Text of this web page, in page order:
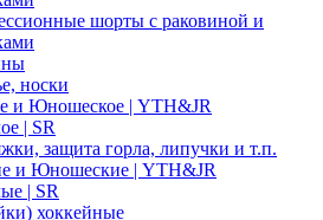
шорты с раковиной и
носки
и Юношеское | YTH&JR
| SR
защита горла, липучки и т.п.
и Юношеские | YTH&JR
| SR
хоккейные